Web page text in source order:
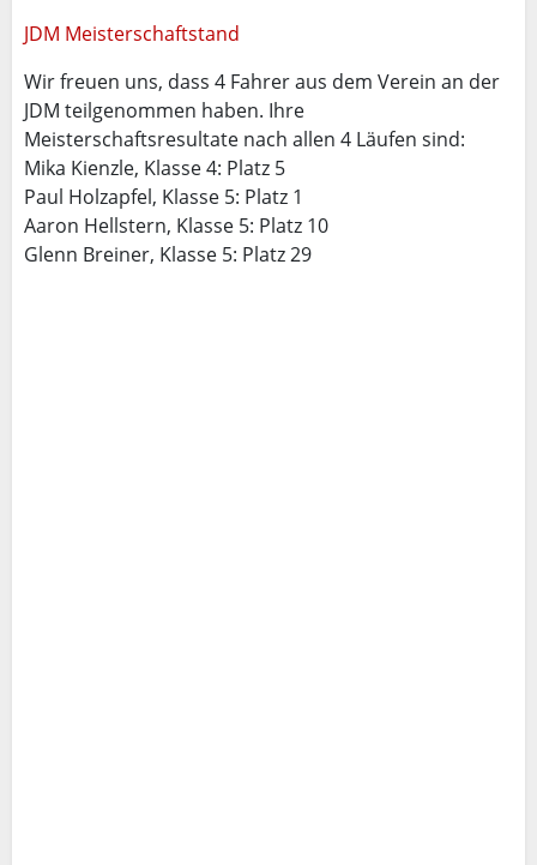
JDM Meisterschaftstand
Wir freuen uns, dass 4 Fahrer aus dem Verein an der
JDM teilgenommen haben. Ihre
Meisterschaftsresultate nach allen 4 Läufen sind:
Mika Kienzle, Klasse 4: Platz 5
Paul Holzapfel, Klasse 5: Platz 1
Aaron Hellstern, Klasse 5: Platz 10
Glenn Breiner, Klasse 5: Platz 29